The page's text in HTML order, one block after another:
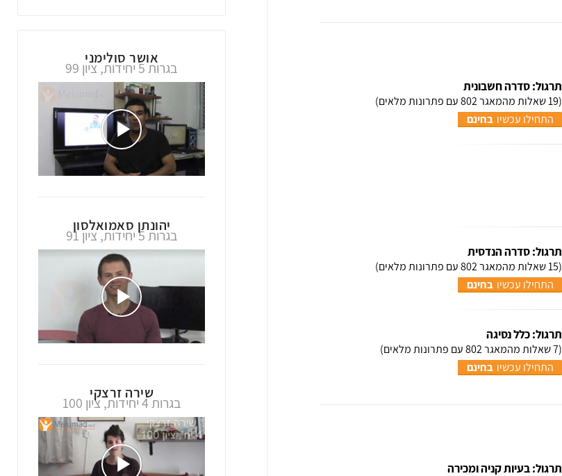
תרגול: סדרה חשבונית
(19 שאלות מהמאגר 802 עם פתרונות מלאים)
התחילו עכשיו בחינם
תרגול: סדרה הנדסית
(15 שאלות מהמאגר 802 עם פתרונות מלאים)
התחילו עכשיו בחינם
תרגול: כלל נסיגה
(7 שאלות מהמאגר 802 עם פתרונות מלאים)
התחילו עכשיו בחינם
תרגול: בעיות קניה ומכירה
אילן וישנבצקי
בגרות 4 יחידות, ציון 100
מור נחום
בגרות 4 יחידות, ציון 98
שגיא הג'ג'
בגרות 4 יחידות, ציון 98